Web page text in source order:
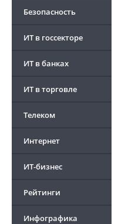
Безопасность
ИТ в госсекторе
ИТ в банках
ИТ в торговле
Телеком
Интернет
ИТ-бизнес
Рейтинги
Инфографика